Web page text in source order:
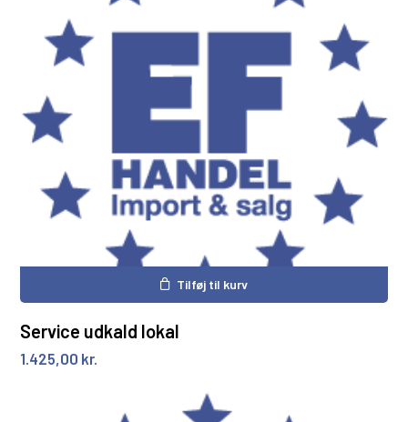
Tilføj til kurv
Service udkald lokal
1.425,00 kr.